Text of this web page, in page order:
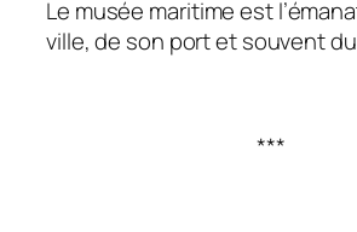
Le musée maritime est
ville, de son port et souvent
***